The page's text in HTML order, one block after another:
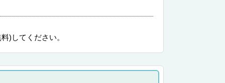
)してください。